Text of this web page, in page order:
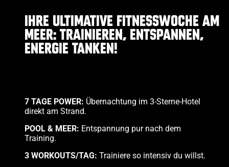
IHRE ULTIMATIVE FITNESSWOCHE AM
MEER: TRAINIEREN, ENTSPANNEN,
ENERGIE TANKEN!
7 TAGE POWER: Übernachtung im 3-Sterne-Hotel
direkt am Strand.
POOL & MEER: Entspannung pur nach dem
Training.
3 WORKOUTS/TAG: Trainiere so intensiv du willst.